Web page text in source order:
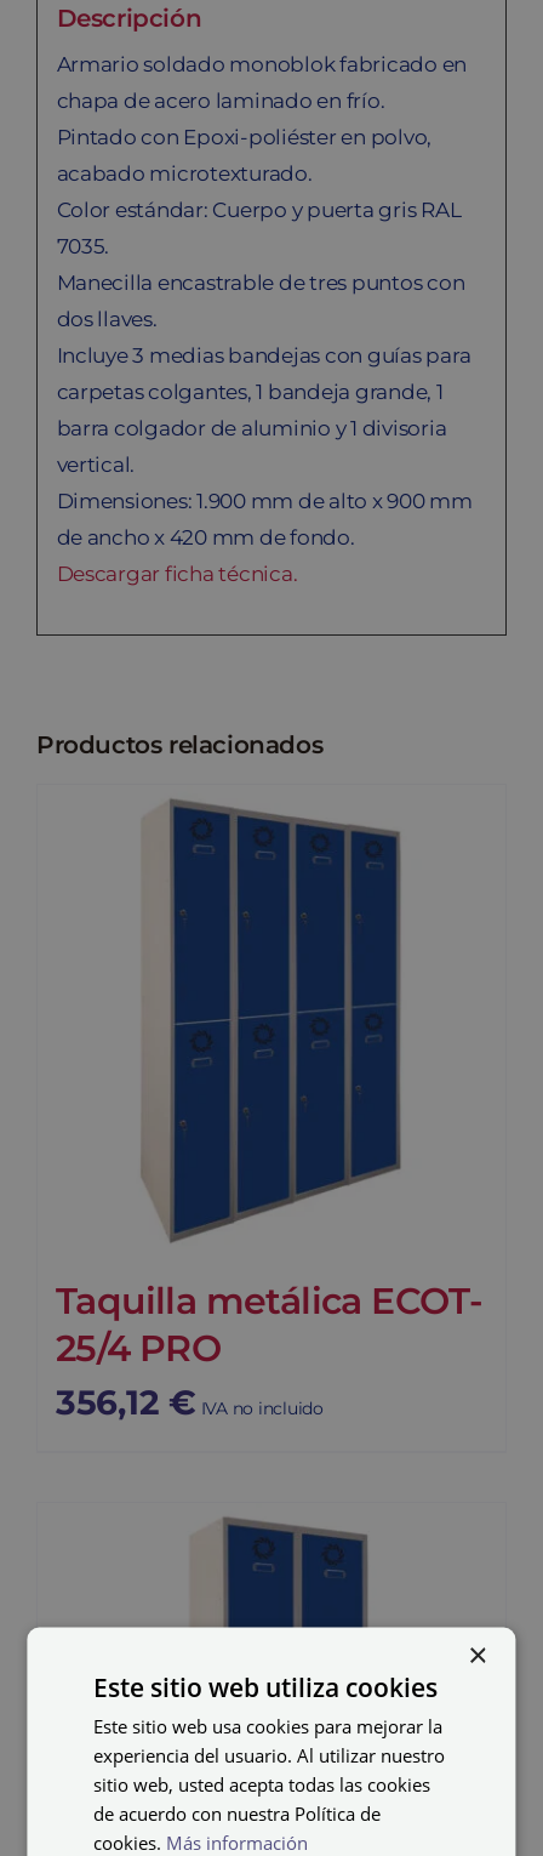
Descripción
Armario soldado monoblok fabricado en
chapa de acero laminado en frío.
Pintado con Epoxi-poliéster en polvo,
acabado microtexturado.
Color estándar: Cuerpo y puerta gris RAL
7035.
Manecilla encastrable de tres puntos con
dos llaves.
Incluye 3 medias bandejas con guías para
carpetas colgantes, 1 bandeja grande, 1
barra colgador de aluminio y 1 divisoria
vertical.
Dimensiones: 1.900 mm de alto x 900 mm
de ancho x 420 mm de fondo.
Descargar ficha técnica.
Productos relacionados
Taquilla metálica ECOT-
25/4 PRO
356,12 € IVA no incluido
×
Este sitio web utiliza cookies
Este sitio web usa cookies para mejorar la
experiencia del usuario. Al utilizar nuestro
sitio web, usted acepta todas las cookies
de acuerdo con nuestra Política de
cookies. Más información